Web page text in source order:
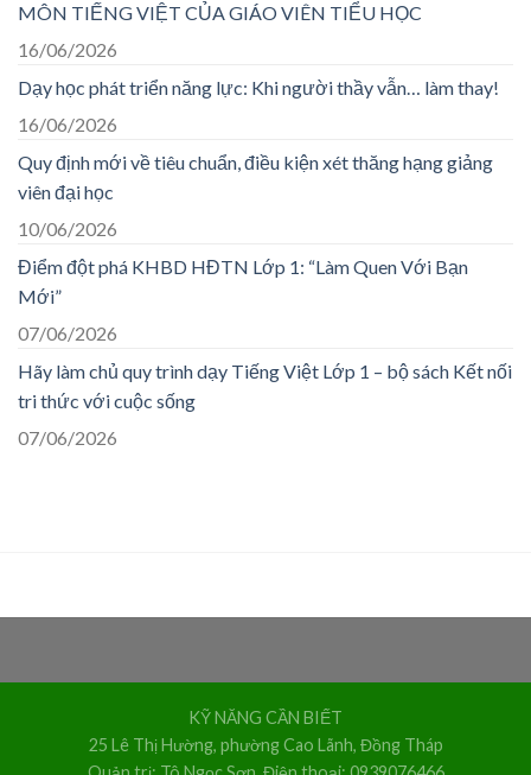
MÔN TIẾNG VIỆT CỦA GIÁO VIÊN TIỂU HỌC
16/06/2026
Dạy học phát triển năng lực: Khi người thầy vẫn… làm thay!
16/06/2026
Quy định mới về tiêu chuẩn, điều kiện xét thăng hạng giảng
viên đại học
10/06/2026
Điểm đột phá KHBD HĐTN Lớp 1: “Làm Quen Với Bạn
Mới”
07/06/2026
Hãy làm chủ quy trình dạy Tiếng Việt Lớp 1 – bộ sách Kết nối
tri thức với cuộc sống
07/06/2026
KỸ NĂNG CẦN BIẾT
25 Lê Thị Hường, phường Cao Lãnh, Đồng Tháp